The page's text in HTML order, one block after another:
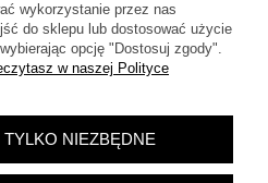
WERSJĘ STRONY
Shoper.pl
wykorzystanie przez nas
do sklepu lub dostosować użycie
opcję "Dostosuj zgody".
w naszej Polityce
NIEZBĘDNE